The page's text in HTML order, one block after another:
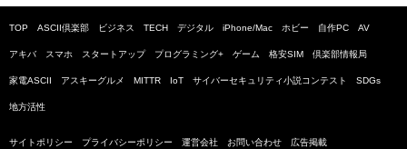
TOP ASCII倶楽部 ビジネス TECH デジタル iPhone/Mac ホビー 自作PC AV
アキバ スマホ スタートアップ プログラミング+ ゲーム 格安SIM 倶楽部情報局
家電ASCII アスキーグルメ MITTR IoT サイバーセキュリティ小説コンテスト SDGs
地方活性
サイトポリシー プライバシーポリシー 運営会社 お問い合わせ 広告掲載